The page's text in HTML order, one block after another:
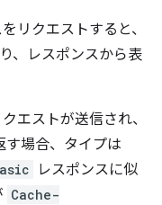
リクエストすると、
、レスポンスから表
エストが送信され、
す場合、タイプは
レスポンスに似
Cache-